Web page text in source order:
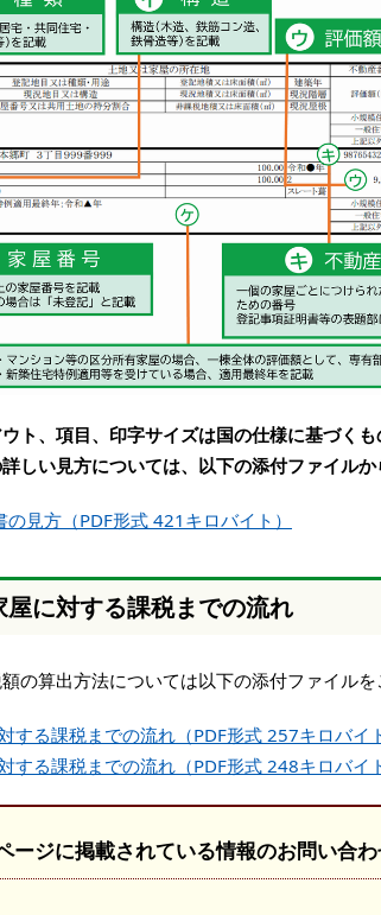
ト、項目、印字サイズは国の仕様に基づくも
しい見方については、以下の添付ファイルか
見方（PDF形式 421キロバイト）
屋に対する課税までの流れ
の算出方法については以下の添付ファイルを
する課税までの流れ（PDF形式 257キロバイ
する課税までの流れ（PDF形式 248キロバイ
ージに掲載されている情報のお問い合